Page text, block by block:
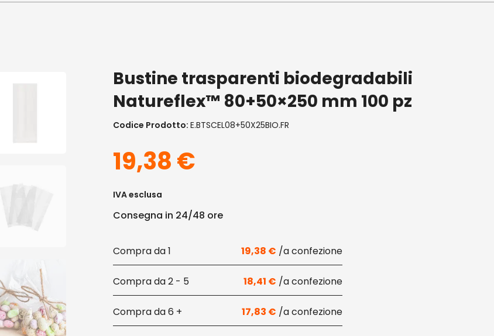
Bustine trasparenti biodegradabili
Natureflex™ 80+50×250 mm 100 pz
Codice Prodotto: E.BTSCEL08+50X25BIO.FR
19,38€
IVA esclusa
Consegna in 24/48 ore
1 19,38 €
2 - 5 18,41 €
6 + 17,83 €